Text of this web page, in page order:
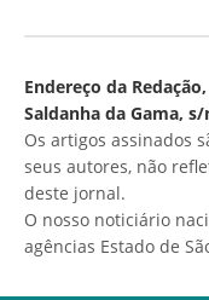
Endereço da
Saldanha da Gama,
Os artigos assinados
seus autores, não
deste jornal.
O nosso noticiário
agências Estado de